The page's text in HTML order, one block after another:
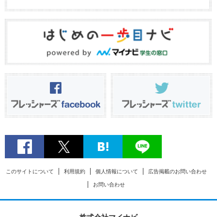
このサイトについて 利用規約 個人情報について 広告掲載のお問い合わせ
お問い合わせ